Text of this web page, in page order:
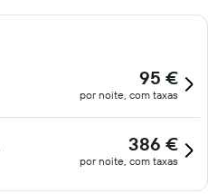
95 €
por noite, com taxas
386 €
por noite, com taxas